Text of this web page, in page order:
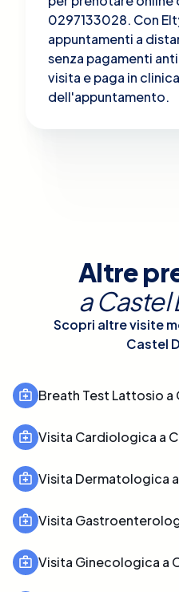
0297133028. Con
appuntamenti a
senza pagamenti
visita e paga in
dell'appuntamento.
Altre
aCastel
Scopri altre visite
Castel
Breath Test Lattosio a
Visita Cardiologica a
Visita Dermatologica
Visita
Visita Ginecologica a